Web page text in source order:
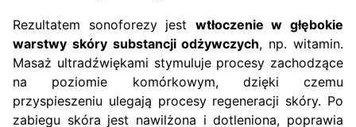
Rezultatem sonoforezy jest wtłoczenie w głębokie
warstwy skóry substancji odżywczych, np. witamin.
Masaż ultradźwiękami stymuluje procesy zachodzące
na poziomie komórkowym, dzięki czemu
przyspieszeniu ulegają procesy regeneracji skóry. Po
zabiegu skóra jest nawilżona i dotleniona, poprawia